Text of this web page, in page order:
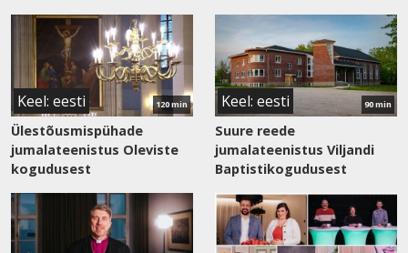
Vaata
saadet
120 min
Keel: eesti
Ülestõusmispühade
jumalateenistus Oleviste
kogudusest
Vaata
saadet
90 min
Keel: eesti
Suure reede
jumalateenistus Viljandi
Baptistikogudusest
Vaata
saadet
Vaata
saadet